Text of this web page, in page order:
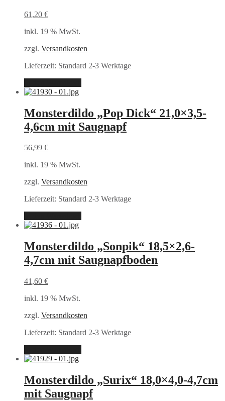
61,20 €
inkl. 19 % MwSt.
zzgl. Versandkosten
Lieferzeit: Standard 2-3 Werktage
Monsterdildo „Pop Dick“ 21,0×3,5-
4,6cm mit Saugnapf
56,99 €
inkl. 19 % MwSt.
zzgl. Versandkosten
Lieferzeit: Standard 2-3 Werktage
Monsterdildo „Sonpik“ 18,5×2,6-
4,7cm mit Saugnapfboden
41,60 €
inkl. 19 % MwSt.
zzgl. Versandkosten
Lieferzeit: Standard 2-3 Werktage
Monsterdildo „Surix“ 18,0×4,0-4,7cm
mit Saugnapf